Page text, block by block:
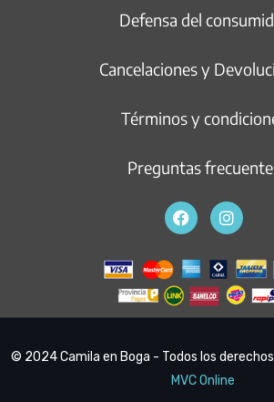
Defensa del
Cancelaciones y
Términos y
Preguntas
© 2024 Camila en Boga - Todos los
MVC Online